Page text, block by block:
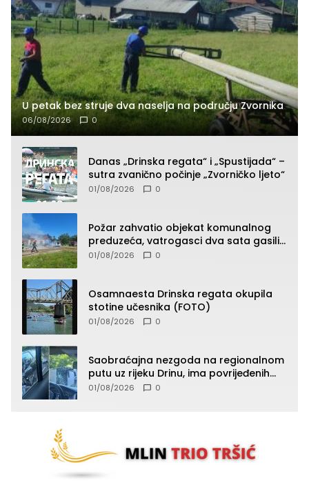
U petak bez struje dva naselja na području Zvornika
06/08/2026 0
Danas „Drinska regata“ i „Spustijada“ –
sutra zvanično počinje „Zvorničko ljeto“
01/08/2026 0
Požar zahvatio objekat komunalnog
preduzeća, vatrogasci dva sata gasili
vatru (FOTO)
01/08/2026 0
Osamnaesta Drinska regata okupila
stotine učesnika (FOTO)
01/08/2026 0
Saobraćajna nezgoda na regionalnom
putu uz rijeku Drinu, ima povrijeđenih
lica (FOTO)
01/08/2026 0